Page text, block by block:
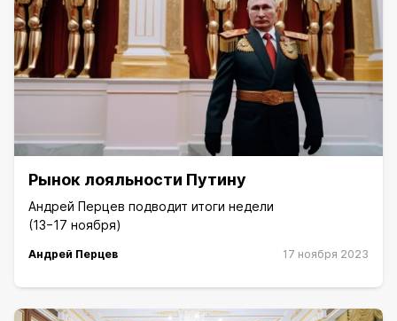
Рынок лояльности Путину
Андрей Перцев подводит итоги недели
(13−17 ноября)
Андрей Перцев 17 ноября 2023